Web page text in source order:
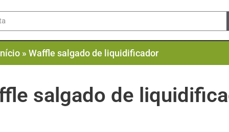
» Waffle salgado de liquidificador
salgado de